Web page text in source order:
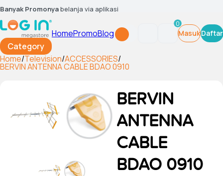
Banyak Promonyabelanja via aplikasi
Category
HomePromoBlog
0
MasukDaftar
Home/Television/ACCESSORIES/
BERVIN ANTENNA CABLE BDAO 0910
BERVIN
ANTENNA
CABLE
BDAO 0910